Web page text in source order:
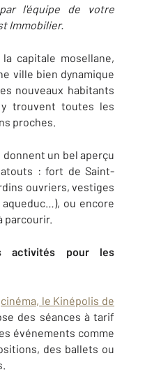
l'équipe de votre
Immobilier.
capitale mosellane,
ville bien dynamique
nouveaux habitants
trouvent toutes les
proches.
donnent un bel aperçu
: fort de Saint-
ouvriers, vestiges
ou encore
parcourir.
activités pour les
cinéma, le Kinépolis de
des séances à tarif
événements comme
des ballets ou